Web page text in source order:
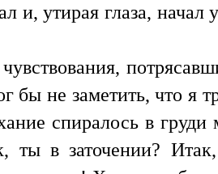
и, утирая глаза,
бы не заметить, что я
спиралось в
ты в заточении?